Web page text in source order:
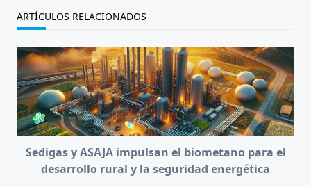
ARTÍCULOS RELACIONADOS
Sedigas y ASAJA impulsan el biometano para el
desarrollo rural y la seguridad energética